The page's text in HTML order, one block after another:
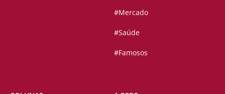
#Mercado
#Saúde
#Famosos